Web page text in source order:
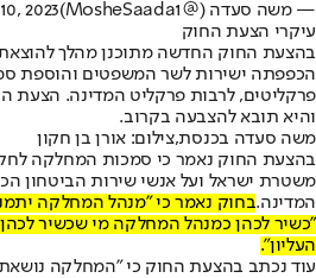
— משה סעדה (@MosheSaada1)
2023
עיקרי הצעת החוק
בהצעת החוק החדשה מתוכנן מהלך
הכפפתה ישירות לשר המשפטים והוספת
פרקליטים, לרבות פרקליט המדינה. הצעת
והיא תובא להצבעה בקרוב.
משה סעדה בכנסת,צילום: אורן בן חקון
בהצעת החוק נאמר כי סמכות המחלקה
משטרת ישראל ועל אנשי שירות הביטחון
המדינה.בחוק נאמר כי "מנהל המחלקה
"כשיר לכהן כמנהל המחלקה מי שכשיר
העליון".
עוד נכתב בהצעת החוק כי "המחלקה נושאת